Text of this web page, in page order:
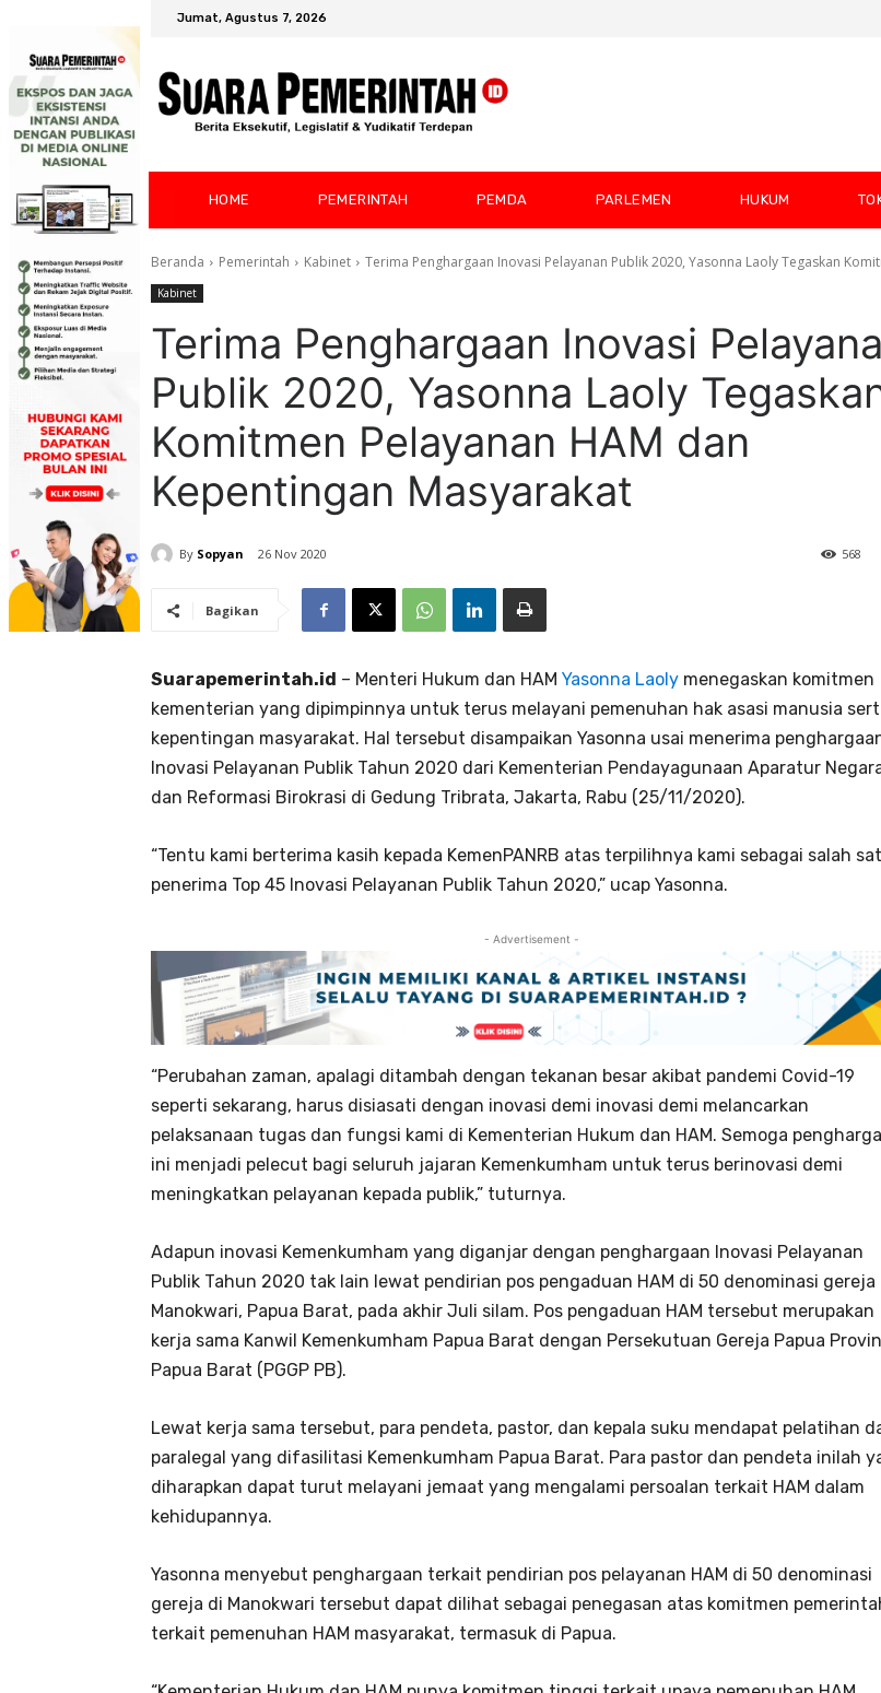
Jumat, Agustus 7, 2026
HOME PEMERINTAH PEMDA PARLEMEN HUKUM
Beranda Pemerintah Kabinet Terima Penghargaan Inovasi Pelayanan Publik 2020, Yasonna Laoly Tegaskan
Kabinet
Terima Penghargaan Inovasi
Publik 2020, Yasonna Laoly
Komitmen Pelayanan HAM dan
Kepentingan Masyarakat
By Sopyan 26 Nov 2020 568
Bagikan
Suarapemerintah.id – Menteri Hukum dan HAM Yasonna Laoly menegaskan komitmen
kementerian yang dipimpinnya untuk terus melayani pemenuhan hak asasi manusia
kepentingan masyarakat. Hal tersebut disampaikan Yasonna usai menerima
Inovasi Pelayanan Publik Tahun 2020 dari Kementerian Pendayagunaan Aparatur
dan Reformasi Birokrasi di Gedung Tribrata, Jakarta, Rabu (25/11/2020).
“Tentu kami berterima kasih kepada KemenPANRB atas terpilihnya kami sebagai salah
penerima Top 45 Inovasi Pelayanan Publik Tahun 2020,” ucap Yasonna.
- Advertisement -
“Perubahan zaman, apalagi ditambah dengan tekanan besar akibat pandemi Covid-19
seperti sekarang, harus disiasati dengan inovasi demi inovasi demi melancarkan
pelaksanaan tugas dan fungsi kami di Kementerian Hukum dan HAM. Semoga
ini menjadi pelecut bagi seluruh jajaran Kemenkumham untuk terus berinovasi demi
meningkatkan pelayanan kepada publik,” tuturnya.
Adapun inovasi Kemenkumham yang diganjar dengan penghargaan Inovasi Pelayanan
Publik Tahun 2020 tak lain lewat pendirian pos pengaduan HAM di 50 denominasi gereja
Manokwari, Papua Barat, pada akhir Juli silam. Pos pengaduan HAM tersebut merupakan
kerja sama Kanwil Kemenkumham Papua Barat dengan Persekutuan Gereja Papua
Papua Barat (PGGP PB).
Lewat kerja sama tersebut, para pendeta, pastor, dan kepala suku mendapat pelatihan
paralegal yang difasilitasi Kemenkumham Papua Barat. Para pastor dan pendeta inilah
diharapkan dapat turut melayani jemaat yang mengalami persoalan terkait HAM dalam
kehidupannya.
Yasonna menyebut penghargaan terkait pendirian pos pelayanan HAM di 50 denominasi
gereja di Manokwari tersebut dapat dilihat sebagai penegasan atas komitmen
terkait pemenuhan HAM masyarakat, termasuk di Papua.